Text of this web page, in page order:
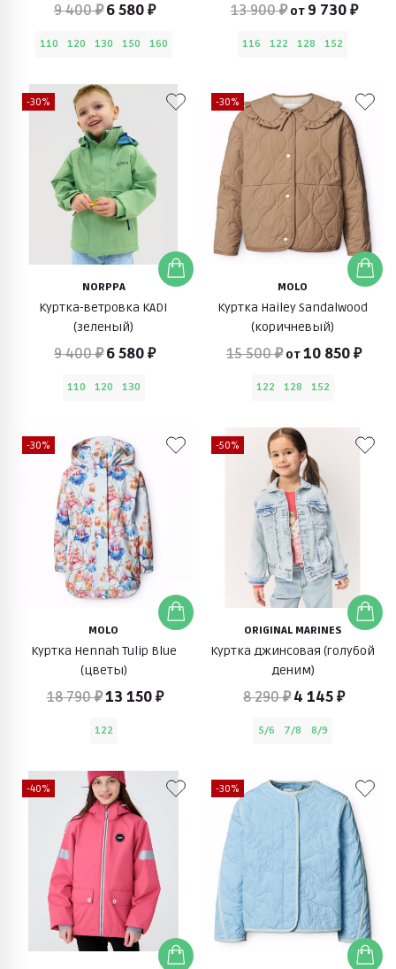
9 400 ₽ 6 580 ₽
110 120 130 150 160
13 900 ₽ от 9 730 ₽
116 122 128 152
-30%
NORPPA
Куртка-ветровка KADI
(зеленый)
9 400 ₽ 6 580 ₽
110 120 130
-30%
MOLO
Куртка Hailey Sandalwood
(коричневый)
15 500 ₽ от10 850 ₽
122 128 152
-30%
MOLO
Куртка Hennah Tulip Blue
(цветы)
18 790 ₽13 150 ₽
122
-50%
ORIGINAL MARINES
Куртка джинсовая (голубой
деним)
8 290 ₽ 4 145 ₽
5/6 7/8 8/9
-40% -30%